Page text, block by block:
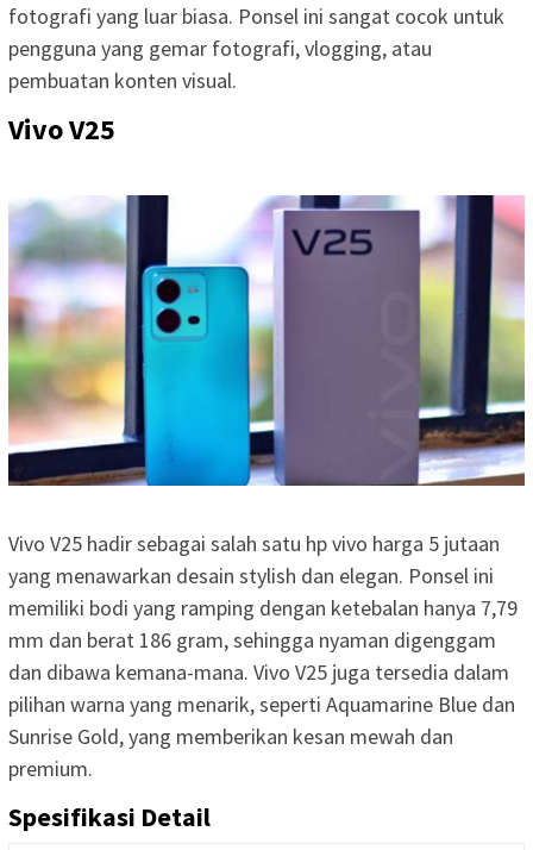
fotografi yang luar biasa. Ponsel ini sangat cocok untuk
pengguna yang gemar fotografi, vlogging, atau
pembuatan konten visual.
Vivo V25
Vivo V25 hadir sebagai salah satu hp vivo harga 5 jutaan
yang menawarkan desain stylish dan elegan. Ponsel ini
memiliki bodi yang ramping dengan ketebalan hanya 7,79
mm dan berat 186 gram, sehingga nyaman digenggam
dan dibawa kemana-mana. Vivo V25 juga tersedia dalam
pilihan warna yang menarik, seperti Aquamarine Blue dan
Sunrise Gold, yang memberikan kesan mewah dan
premium.
Spesifikasi Detail